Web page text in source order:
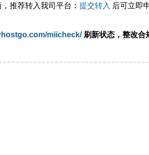
推荐转入我司平台： 提交转入 后可立即
miicheck/刷新状态，整改合